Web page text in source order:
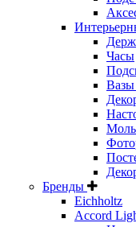
Часы
Вазы
Бренды
Eichholtz
Accord